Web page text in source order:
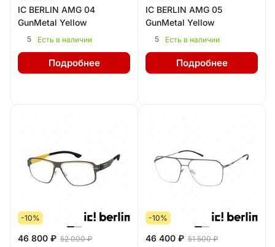
IC BERLIN AMG 04
GunMetal Yellow
5 Есть в наличии
Подробнее
IC BERLIN AMG 05
GunMetal Yellow
5 Есть в наличии
Подробнее
-10%
46 800 ₽ 52 000 ₽
-10%
46 400 ₽ 51 500 ₽